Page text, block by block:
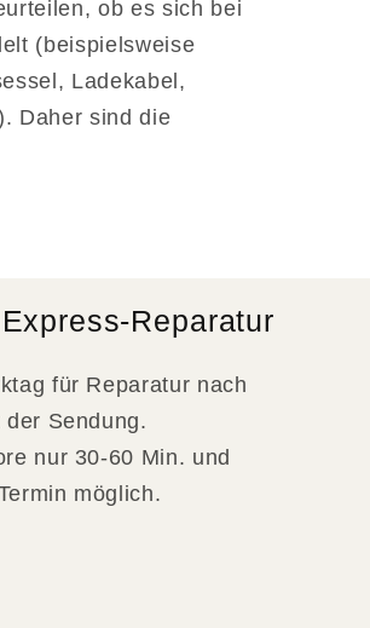
ob es sich bei
(beispielsweise
Ladekabel,
Daher sind die
Reparatur
für Reparatur nach
der Sendung.
nur 30-60 Min. und
möglich.